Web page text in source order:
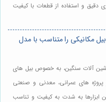
دقیق و استفاده از قطعات با کیفیت
مکانیکی را متناسب با مدل
آلات سنگین، به خصوص بیل های
پروژه های عمرانی، معدنی و صنعتی
ابزارها به شدت به کیفیت و تناسب